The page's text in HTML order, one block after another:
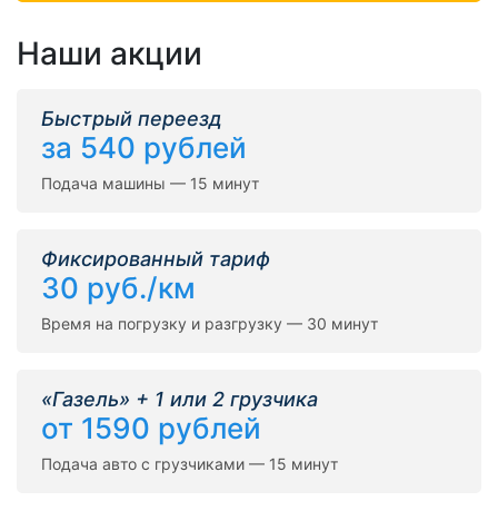
Наши акции
Быстрый переезд
за 540 рублей
Подача машины — 15 минут
Фиксированный тариф
30 руб./км
Время на погрузку и разгрузку — 30 минут
«Газель» + 1 или 2 грузчика
от 1590 рублей
Подача авто с грузчиками — 15 минут